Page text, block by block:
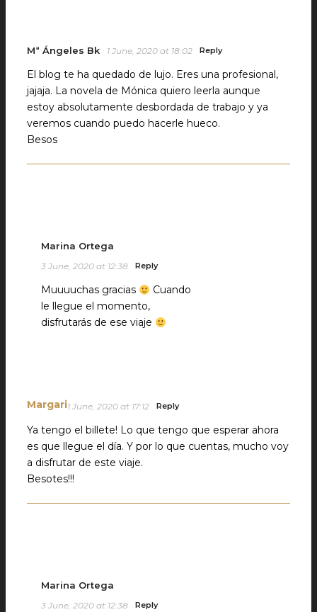
Mª Ángeles Bk 1 June, 2020 at 18:02 Reply
El blog te ha quedado de lujo. Eres una profesional,
jajaja. La novela de Mónica quiero leerla aunque
estoy absolutamente desbordada de trabajo y ya
veremos cuando puedo hacerle hueco.
Besos
Marina Ortega
3 June, 2020 at 12:38 Reply
Muuuuchas gracias
Cuando
le llegue el momento,
disfrutarás de ese viaje
Margari1 June, 2020 at 17:12 Reply
Ya tengo el billete! Lo que tengo que esperar ahora
es que llegue el día. Y por lo que cuentas, mucho voy
a disfrutar de este viaje.
Besotes!!!
Marina Ortega
3 June, 2020 at 12:38 Reply